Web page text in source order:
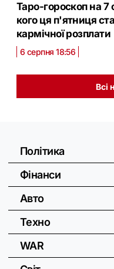
Таро-гороскоп на 7
кого ця п'ятниця
кармічної розплати
6 серпня 18:56
Всі
Політика
Фінанси
Авто
Техно
WAR